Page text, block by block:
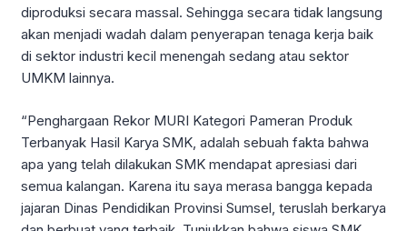
diproduksi secara massal. Sehingga secara tidak langsung
akan menjadi wadah dalam penyerapan tenaga kerja baik
di sektor industri kecil menengah sedang atau sektor
UMKM lainnya.
“Penghargaan Rekor MURI Kategori Pameran Produk
Terbanyak Hasil Karya SMK, adalah sebuah fakta bahwa
apa yang telah dilakukan SMK mendapat apresiasi dari
semua kalangan. Karena itu saya merasa bangga kepada
jajaran Dinas Pendidikan Provinsi Sumsel, teruslah berkarya